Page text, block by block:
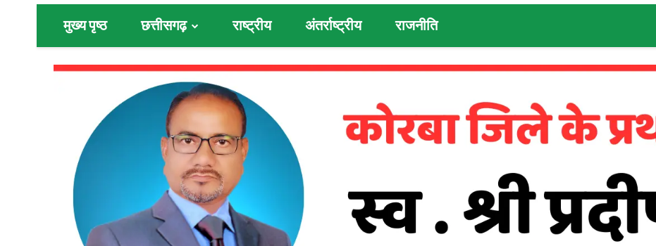
मुख्य पृष्ठ छत्तीसगढ़ राष्ट्रीय अंतर्राष्ट्रीय राजनीति